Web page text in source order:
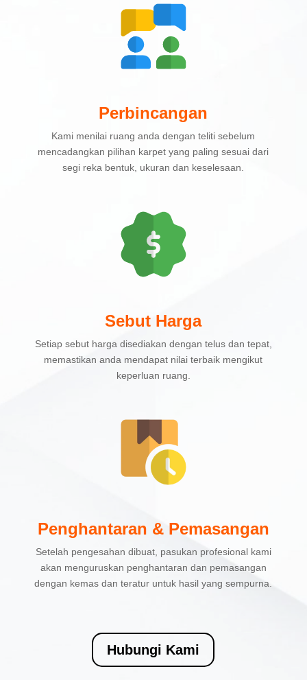
Perbincangan
Kami menilai ruang anda dengan teliti sebelum
mencadangkan pilihan karpet yang paling sesuai dari
segi reka bentuk, ukuran dan keselesaan.
Sebut Harga
Setiap sebut harga disediakan dengan telus dan tepat,
memastikan anda mendapat nilai terbaik mengikut
keperluan ruang.
Penghantaran & Pemasangan
Setelah pengesahan dibuat, pasukan profesional kami
akan menguruskan penghantaran dan pemasangan
dengan kemas dan teratur untuk hasil yang sempurna.
Hubungi Kami